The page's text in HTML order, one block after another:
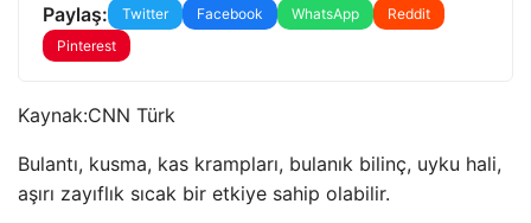
Paylaş: Twitter Facebook WhatsApp
Reddit
Pinterest
Kaynak:CNN Türk
Bulantı, kusma, kas krampları, bulanık bilinç, uyku hali,
aşırı zayıflık sıcak bir etkiye sahip olabilir.